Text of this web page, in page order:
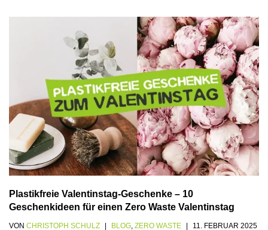
Plastikfreie Valentinstag-Geschenke – 10
Geschenkideen für einen Zero Waste Valentinstag
VON CHRISTOPH SCHULZ BLOG ZERO WASTE 11. FEBRUAR 2025